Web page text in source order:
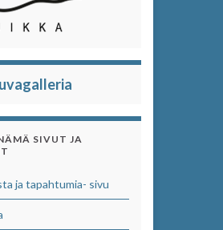
SIVUT JA
ja tapahtumia- sivu